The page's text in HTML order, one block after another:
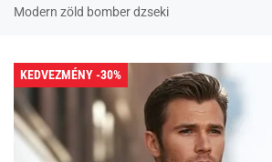
Modern zöld bomber dzseki
KEDVEZMÉNY -30%